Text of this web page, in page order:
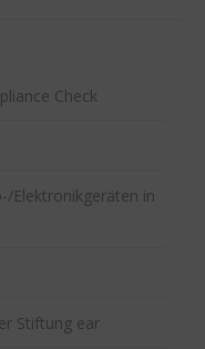
Check
Elektronikgeräten in
Stiftung ear